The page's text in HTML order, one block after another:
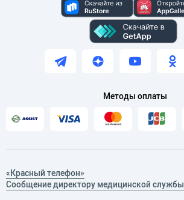
Методы оплаты
«Красный телефон»
Сообщение директору медицинской службы